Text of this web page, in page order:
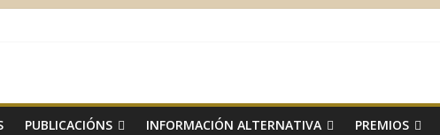
PUBLICACIÓNS INFORMACIÓN ALTERNATIVA PREMIOS